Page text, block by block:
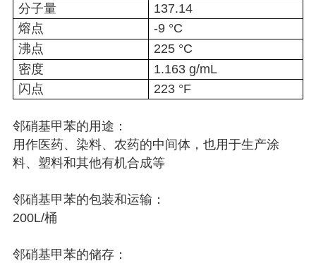
分子量
137.14
熔点
-9 °C
沸点
225 °C
密度
1.163 g/mL
闪点
223 °F
邻硝基甲苯的用途：
用作医药、染料、农药的中间体，也用于生产涂
料、塑料和其他有机合成等
邻硝基甲苯的包装和运输：
200L/桶
邻硝基甲苯的储存：